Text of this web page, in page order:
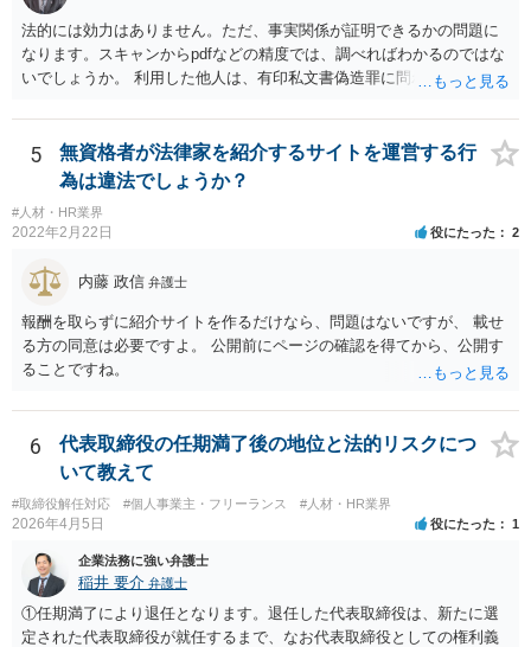
野によっては、何らかの許認可等が必要となる可能性がある点にも注
意が必要です。 いずれにしても、慎重に検討、対応いただいた方がよ
いものと存じますので、一度弁護士にご相談いただき、全体的なリー
ガルチェックをしていただくことをお勧めいたします。
法的には効力はありません。ただ、事実関係が証明できるかの問題に
なります。スキャンからpdfなどの精度では、調べればわかるのではな
いでしょうか。 利用した他人は、有印私文書偽造罪に問われることに
なるでしょう。
5
無資格者が法律家を紹介するサイトを運営する行
為は違法でしょうか？
#人材・HR業界
2022年2月22日 役にたった 2
内藤 政信 弁護士
報酬を取らずに紹介サイトを作るだけなら、問題はないですが、 載せ
る方の同意は必要ですよ。 公開前にページの確認を得てから、公開す
ることですね。
6
代表取締役の任期満了後の地位と法的リスクにつ
いて教えて
#取締役解任対応 #個人事業主・フリーランス #人材・HR業界
2026年4月5日 役にたった 1
企業法務に強い弁護士
稲井 要介 弁護士
①任期満了により退任となります。退任した代表取締役は、新たに選
定された代表取締役が就任するまで、なお代表取締役としての権利義